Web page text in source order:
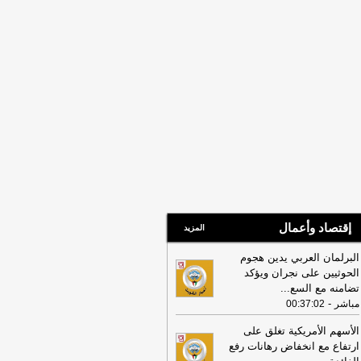
إقتصاد وأعمال المزيد
البرلمان العربي يدين هجوم
الحوثيين على نجران ويؤكد
تضامنه مع السع...
مباشر -
00:37:02
الأسهم الأمريكية تغلق على
ارتفاع مع انخفاض رهانات رفع